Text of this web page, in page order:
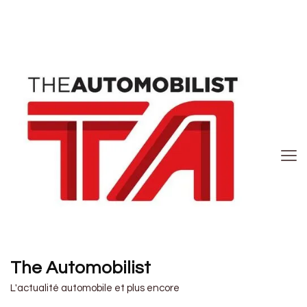
The Automobilist
L'actualité automobile et plus encore